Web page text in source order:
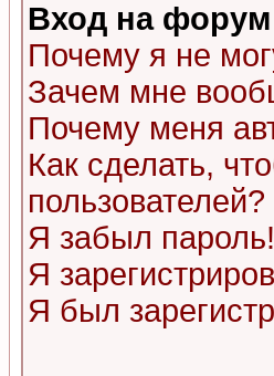
Вход на форум
Почему я не
Зачем мне
Почему меня
Как сделать,
пользователей?
Я забыл пароль!
Я
Я был